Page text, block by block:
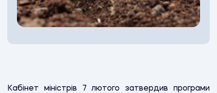
Кабінет міністрів 7 лютого затвердив програми